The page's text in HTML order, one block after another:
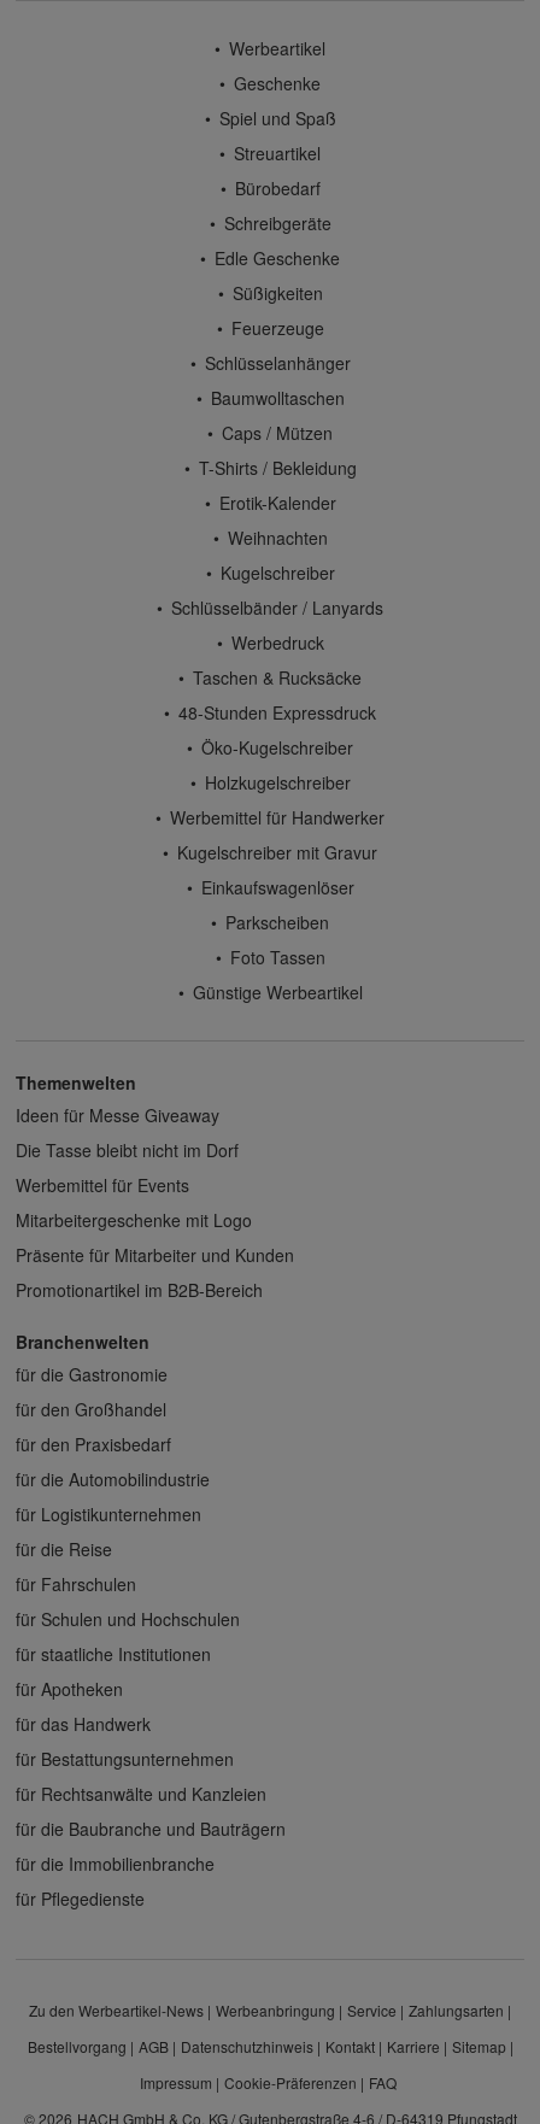
Werbeartikel
Geschenke
Spiel und Spaß
Streuartikel
Bürobedarf
Schreibgeräte
Edle Geschenke
Süßigkeiten
Feuerzeuge
Schlüsselanhänger
Baumwolltaschen
Caps / Mützen
T-Shirts / Bekleidung
Erotik-Kalender
Weihnachten
Kugelschreiber
Schlüsselbänder / Lanyards
Werbedruck
Taschen & Rucksäcke
48-Stunden Expressdruck
Öko-Kugelschreiber
Holzkugelschreiber
Werbemittel für Handwerker
Kugelschreiber mit Gravur
Einkaufswagenlöser
Parkscheiben
Foto Tassen
Günstige Werbeartikel
Themenwelten
Ideen für Messe Giveaway
Die Tasse bleibt nicht im Dorf
Werbemittel für Events
Mitarbeitergeschenke mit Logo
Präsente für Mitarbeiter und Kunden
Promotionartikel im B2B-Bereich
Branchenwelten
für die Gastronomie
für den Großhandel
für den Praxisbedarf
für die Automobilindustrie
für Logistikunternehmen
für die Reise
für Fahrschulen
für Schulen und Hochschulen
für staatliche Institutionen
für Apotheken
für das Handwerk
für Bestattungsunternehmen
für Rechtsanwälte und Kanzleien
für die Baubranche und Bauträgern
für die Immobilienbranche
für Pflegedienste
Zu den Werbeartikel-News Werbeanbringung Service
Zahlungsarten
Bestellvorgang
AGB Datenschutzhinweis Kontakt Karriere
Sitemap
Impressum
Cookie-Präferenzen
FAQ
© 2026 HACH GmbH & Co. KG / Gutenbergstraße 4-6 / D-64319 Pfungstadt